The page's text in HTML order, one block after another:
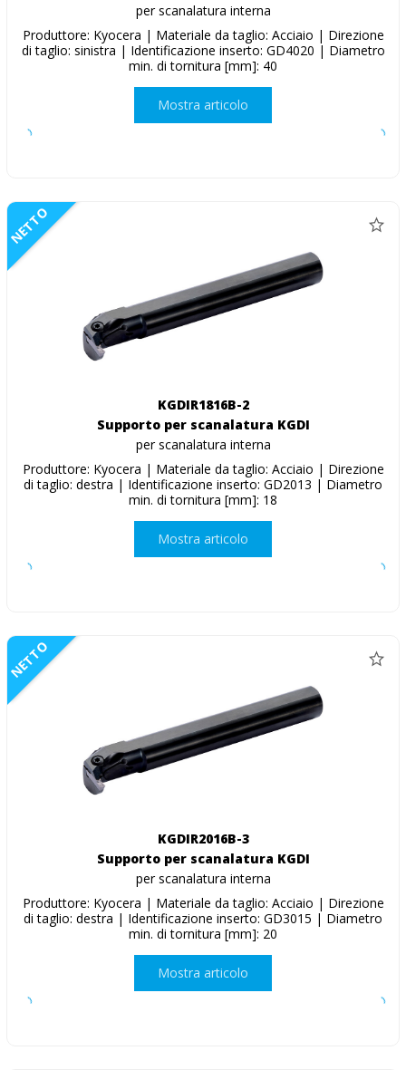
per scanalatura interna
Produttore: Kyocera | Materiale da taglio: Acciaio | Direzione
di taglio: sinistra | Identificazione inserto: GD4020 | Diametro
min. di tornitura [mm]: 40
Mostra articolo
NETTO
KGDIR1816B-2
Supporto per scanalatura KGDI
per scanalatura interna
Produttore: Kyocera | Materiale da taglio: Acciaio | Direzione
di taglio: destra | Identificazione inserto: GD2013 | Diametro
min. di tornitura [mm]: 18
Mostra articolo
NETTO
KGDIR2016B-3
Supporto per scanalatura KGDI
per scanalatura interna
Produttore: Kyocera | Materiale da taglio: Acciaio | Direzione
di taglio: destra | Identificazione inserto: GD3015 | Diametro
min. di tornitura [mm]: 20
Mostra articolo